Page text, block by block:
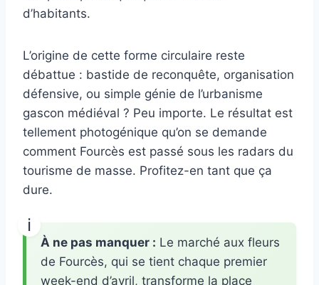
d’habitants.
L’origine de cette forme circulaire reste
débattue : bastide de reconquête, organisation
défensive, ou simple génie de l’urbanisme
gascon médiéval ? Peu importe. Le résultat est
tellement photogénique qu’on se demande
comment Fourcès est passé sous les radars du
tourisme de masse. Profitez-en tant que ça
dure.
À ne pas manquer : Le marché aux fleurs
de Fourcès, qui se tient chaque premier
week-end d’avril, transforme la place